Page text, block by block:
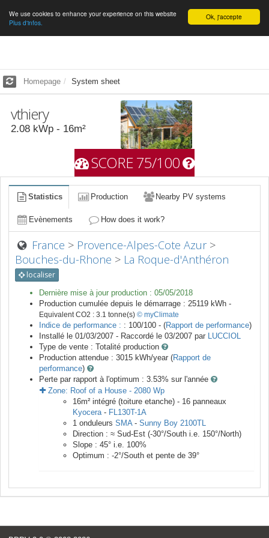
English Ok, j'accepte
We use cookies to enhance your experience on this website
Plus d'infos.
Homepage System sheet
vthiery
2.08 kWp - 16m²
SCORE 75/100
Statistics Production Nearby PV systems
Evènements How does it work?
France > Provence-Alpes-Cote Azur>
Bouches-du-Rhone > La Roque-d'Anthéron
localiser
Dernière mise à jour production : 05/05/2018
Production cumulée depuis le démarrage : 25119 kWh -
Equivalent CO2 : 3.1 tonne(s) © myClimate
Indice de performance : : 100/100 - (Rapport de performance)
Installé le 01/03/2007 - Raccordé le 03/2007 par LUCCIOL
Type de vente : Totalité production
Production attendue : 3015 kWh/year (Rapport de
performance)
Perte par rapport à l'optimum : 3.53% sur l'année
Zone: Roof of a House - 2080 Wp
16m² intégré (toiture etanche) - 16 panneaux
Kyocera- FL130T-1A
1 onduleurs SMA- Sunny Boy 2100TL
Direction : ≈ Sud-Est (-30°/South i.e. 150°/North)
Slope : 45° i.e. 100%
Optimum : -2°/South et pente de 39°